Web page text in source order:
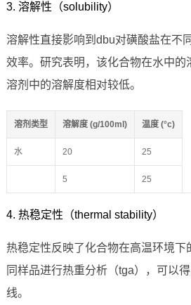
3. 溶解性（solubility）
溶解性直接影响到dbu对磺酸盐在不
效率。研究表明，该化合物在水中的
溶剂中的溶解度相对较低。
溶剂类型 溶解度 (g/100ml) 温度 (°c)
水 20 25
5 25
4. 热稳定性（thermal stability）
热稳定性反映了化合物在高温环境下
同样品进行热重分析（tga），可以
线。